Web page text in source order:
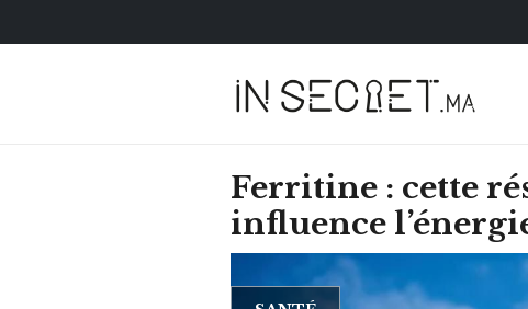
Ferritine : cette
influence